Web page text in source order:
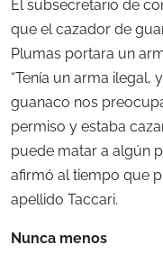
El subsecretario de
que el cazador de
Plumas portara un
“Tenía un arma
guanaco nos
permiso y estaba
puede matar a algún
afirmó al tiempo que
apellido Taccari.
Nunca menos